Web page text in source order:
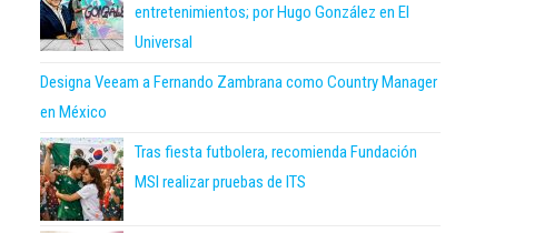
entretenimientos; por Hugo González en El
Universal
Designa Veeam a Fernando Zambrana como Country Manager
en México
Tras fiesta futbolera, recomienda Fundación
MSI realizar pruebas de ITS